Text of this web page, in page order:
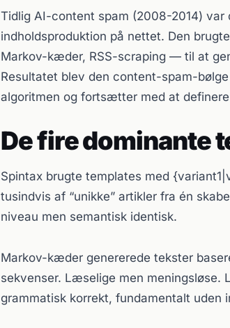
Tidlig AI-content spam (2008-2014)
indholdsproduktion på nettet. Den
Markov-kæder, RSS-scraping — til at
Resultatet blev den content-spam-
algoritmen og fortsætter med at
De fire dominante
Spintax brugte templates med
tusindvis af “unikke” artikler fra én
niveau men semantisk identisk.
Markov-kæder genererede tekster
sekvenser. Læselige men
grammatisk korrekt, fundamentalt uden